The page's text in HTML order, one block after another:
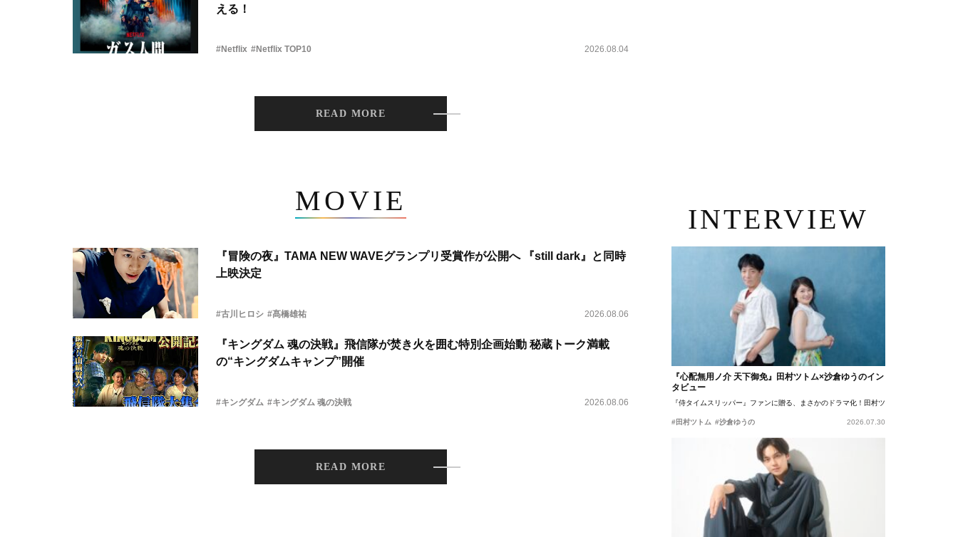
える！
#Netflix #Netflix TOP10 2026.08.04
READ MORE
MOVIE
『冒険の夜』TAMA NEW WAVEグランプリ受賞作が公開へ 『still dark』と同時
上映決定
#古川ヒロシ #髙橋雄祐 2026.08.06
『キングダム 魂の決戦』飛信隊が焚き火を囲む特別企画始動 秘蔵トーク満載
の“キングダムキャンプ”開催
#キングダム #キングダム 魂の決戦 2026.08.06
READ MORE
INTERVIEW
『心配無用ノ介 天下御免』田村ツトム×沙倉ゆうのイン
タビュー
『侍タイムスリッパー』ファンに贈る、まさかのドラマ化！田村ツトム×沙倉ゆうのが語
#田村ツトム #沙倉ゆうの 2026.07.30